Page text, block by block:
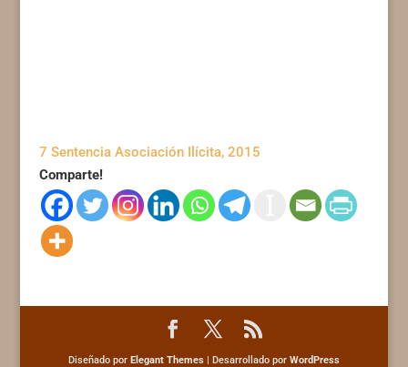
7 Sentencia Asociación Ilícita, 2015
Comparte!
Diseñado por Elegant Themes| Desarrollado por WordPress